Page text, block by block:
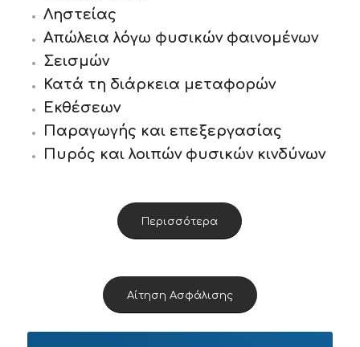
Ληστείας
Απώλεια λόγω φυσικών φαινομένων
Σεισμών
Κατά τη διάρκεια μεταφορών
Εκθέσεων
Παραγωγής και επεξεργασίας
Πυρός και λοιπών φυσικών κινδύνων
Περισσότερα
Αίτηση Ασφάλισης